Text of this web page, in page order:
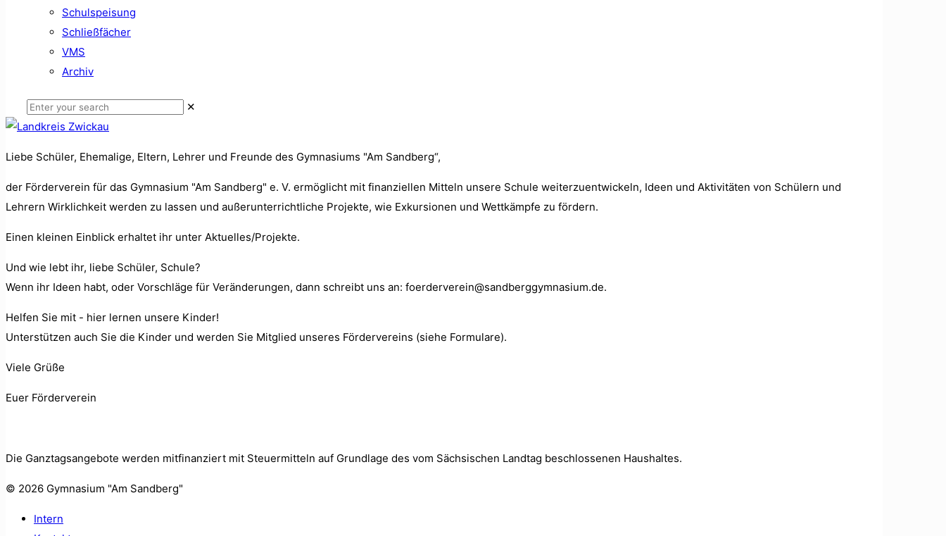
Schulspeisung
Schließfächer
VMS
Archiv
✕
Liebe Schüler, Ehemalige, Eltern, Lehrer und Freunde des Gymnasiums "Am Sandberg“,
der Förderverein für das Gymnasium "Am Sandberg" e. V. ermöglicht mit finanziellen Mitteln unsere Schule weiterzuentwickeln, Ideen und Aktivitäten von Schülern und
Lehrern Wirklichkeit werden zu lassen und außerunterrichtliche Projekte, wie Exkursionen und Wettkämpfe zu fördern.
Einen kleinen Einblick erhaltet ihr unter Aktuelles/Projekte.
Und wie lebt ihr, liebe Schüler, Schule?
Wenn ihr Ideen habt, oder Vorschläge für Veränderungen, dann schreibt uns an: foerderverein@sandberggymnasium.de.
Helfen Sie mit - hier lernen unsere Kinder!
Unterstützen auch Sie die Kinder und werden Sie Mitglied unseres Fördervereins (siehe Formulare).
Viele Grüße
Euer Förderverein
Die Ganztagsangebote werden mitfinanziert mit Steuermitteln auf Grundlage des vom Sächsischen Landtag beschlossenen Haushaltes.
© 2026 Gymnasium "Am Sandberg"
Intern